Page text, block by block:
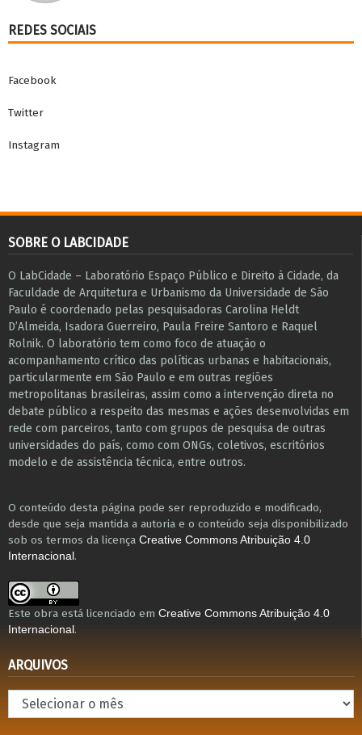
REDES SOCIAIS
Facebook
Twitter
Instagram
SOBRE O LABCIDADE
O LabCidade – Laboratório Espaço Público e Direito à Cidade, da
Faculdade de Arquitetura e Urbanismo da Universidade de São
Paulo é coordenado pelas pesquisadoras Carolina Heldt
D’Almeida, Isadora Guerreiro, Paula Freire Santoro e Raquel
Rolnik. O laboratório tem como foco de atuação o
acompanhamento crítico das políticas urbanas e habitacionais,
particularmente em São Paulo e ​em outras regiões
metropolitanas brasileiras, assim como a intervenção direta no
debate público a respeito das mesmas e ações desenvolvidas em
r​e​de com parceiros, tanto com grupos de pesquisa ​de outras
universidades do país, como com ONGs, coletivos, escritórios
modelo e de assistência técnica​, entre outros​.
O conteúdo desta página pode ser reproduzido e modificado,
desde que seja mantida a autoria e o conteúdo seja disponibilizado
sob os termos da licença Creative Commons Atribuição 4.0
Internacional .
Este obra está licenciado em Creative Commons Atribuição 4.0
Internacional .
ARQUIVOS
Arquivos